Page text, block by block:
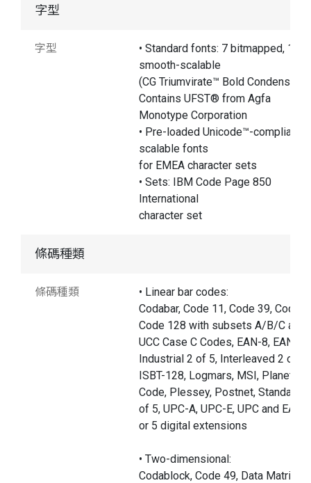
字型
字型
• Standard fonts: 7 bitmapped, 1
smooth-scalable
(CG Triumvirate™ Bold Condensed)
Contains UFST® from Agfa
Monotype Corporation
• Pre-loaded Unicode™-compliant
scalable fonts
for EMEA character sets
• Sets: IBM Code Page 850
International
character set
條碼種類
條碼種類
• Linear bar codes:
Codabar, Code 11, Code 39, Code
Code 128 with subsets A/B/C and
UCC Case C Codes, EAN-8, EAN-
Industrial 2 of 5, Interleaved 2 of 5,
ISBT-128, Logmars, MSI, Planet
Code, Plessey, Postnet, Standard 2
of 5, UPC-A, UPC-E, UPC and EAN 2
or 5 digital extensions
• Two-dimensional:
Codablock, Code 49, Data Matrix,